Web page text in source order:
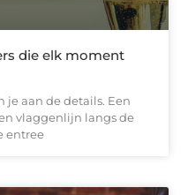
die elk moment
je aan de details. Een
vlaggenlijn langs de
entree